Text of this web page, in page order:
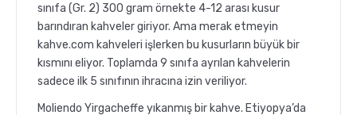
sınıfa (Gr. 2) 300 gram örnekte 4-12 arası kusur
barındıran kahveler giriyor. Ama merak etmeyin
kahve.com kahveleri işlerken bu kusurların büyük bir
kısmını eliyor. Toplamda 9 sınıfa ayrılan kahvelerin
sadece ilk 5 sınıfının ihracına izin veriliyor.
Moliendo Yirgacheffe yıkanmış bir kahve. Etiyopya’da